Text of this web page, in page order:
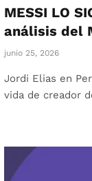
MESSI LO
análisis del
junio 25, 2026
Jordi Elias en
vida de creador